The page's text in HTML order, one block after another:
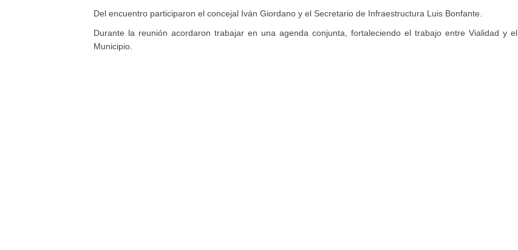
Del encuentro participaron el concejal Iván Giordano y el Secretario de Infraestructura Luis Bonfante.
Durante la reunión acordaron trabajar en una agenda conjunta, fortaleciendo el trabajo entre Vialidad y el
Municipio.